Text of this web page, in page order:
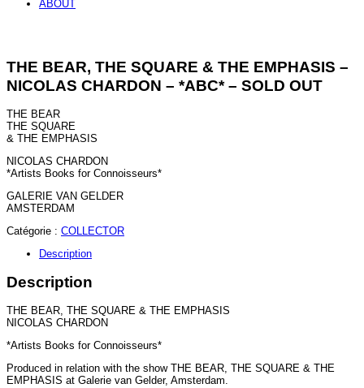
ABOUT
THE BEAR, THE SQUARE & THE EMPHASIS –
NICOLAS CHARDON – *ABC* – SOLD OUT
THE BEAR
THE SQUARE
& THE EMPHASIS
NICOLAS CHARDON
*Artists Books for Connoisseurs*
GALERIE VAN GELDER
AMSTERDAM
Catégorie : COLLECTOR
Description
Description
THE BEAR, THE SQUARE & THE EMPHASIS
NICOLAS CHARDON
*Artists Books for Connoisseurs*
Produced in relation with the show THE BEAR, THE SQUARE & THE
EMPHASIS at Galerie van Gelder, Amsterdam.